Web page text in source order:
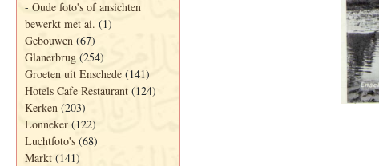
- Oude foto's of ansichten
bewerkt met ai. (1)
Gebouwen (67)
Glanerbrug (254)
Groeten uit Enschede (141)
Hotels Cafe Restaurant (124)
Kerken (203)
Lonneker (122)
Luchtfoto's (68)
Markt (141)